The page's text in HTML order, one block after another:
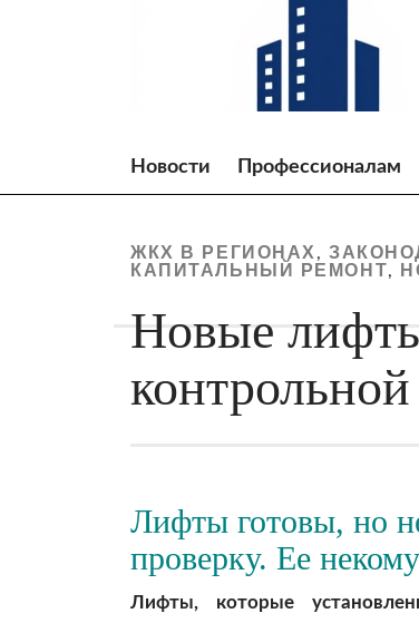
Новости Профессионалам
ЖКХ В РЕГИОНАХ ,
КАПИТАЛЬНЫЙ РЕМОНТ,
Новые
Лифты готовы, но
проверку. Ее
Лифты, которые